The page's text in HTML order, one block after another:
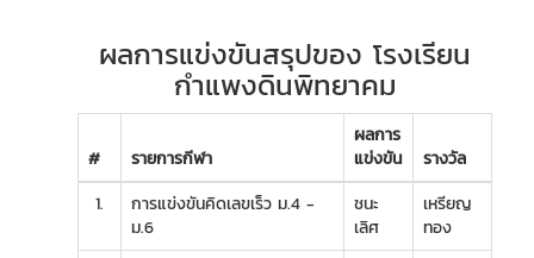
ผลการแข่งขันสรุปของ โรงเรียน
กำแพงดินพิทยาคม
# รายการกีฬา
ผลการ
แข่งขัน
รางวัล
1.
การแข่งขันคิดเลขเร็ว ม.4 -
ม.6
ชนะ
เลิศ
เหรียญ
ทอง